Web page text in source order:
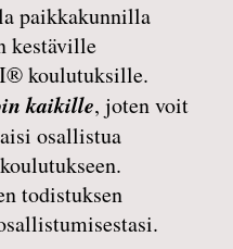
paikkakunnilla
kestäville
koulutuksille.
kaikille, joten voit
osallistua
todistuksen